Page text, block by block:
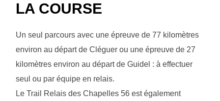
LA COURSE
Un seul parcours avec une épreuve de 77 kilomètres
environ au départ de Cléguer ou une épreuve de 27
kilomètres environ au départ de Guidel : à effectuer
seul ou par équipe en relais.
Le Trail Relais des Chapelles 56 est également